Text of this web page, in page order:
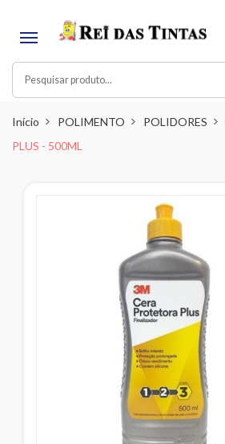
Início POLIMENTO POLIDORES
PLUS - 500ML